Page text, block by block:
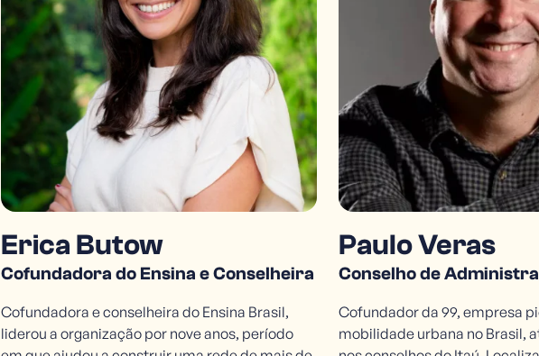
R. Fidalga, 593
Vila Madalena, São Paulo - SP | 05432-070
Erica Butow
Cofundadora do Ensina e Conselheira
Cofundadora e conselheira do Ensina Brasil,
liderou a organização por nove anos, período
Paulo Veras
Conselho de
Cofundador da 99, empresa
mobilidade urbana no Brasil,